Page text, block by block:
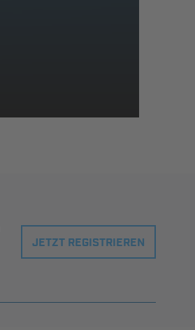
JETZT REGISTRIEREN